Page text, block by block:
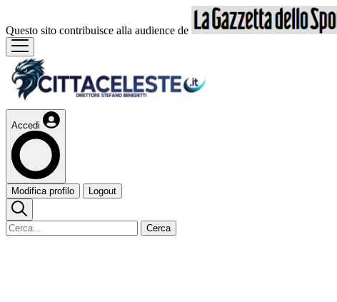
Questo sito contribuisce alla audience de
Accedi
Modifica profilo Logout
Cerca